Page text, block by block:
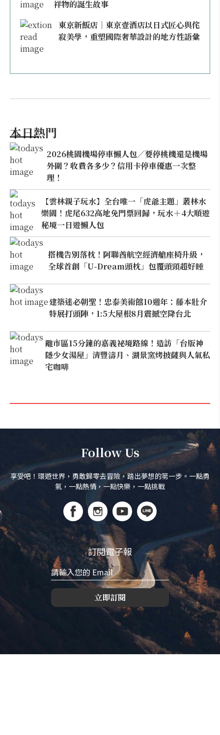
祥物的誕生故事
東京新飯店｜東京壹酒店以日式匠心與侘
寂美學，重塑國際奢華設計的地方性語彙
本日熱門
2026桃園機場停車懶人包／要停桃機還是機場
外圍？收費各多少？信用卡停車優惠一次整
理！
【雲林親子玩水】全台唯一「虎爺主題」叢林水
樂園！虎尾632高地免門票回歸，玩水＋4大順遊
秘境一日遊懶人包
搭機告別落枕！阿聯酋航空經濟艙座椅升級，
全球首創「U-Dream頭枕」包覆頭頸超好睡
建築迷必朝聖！忠泰美術館10週年：藤本壯介
特展打頭陣，1:5大屋根8月震撼空降台北
離市區15分鐘的嘉義祕境路線！造訪「台版神
隱少女湯屋」清豐濤月、湖景窯烤披薩與人氣私
宅咖啡
Follow Us
享受吧！環遊世界，勇敢歸零去冒險，踏出夢想的第一步。一點勇
氣，一點熱情，一點快樂，一點挑戰
訂閱電子報
立即訂閱